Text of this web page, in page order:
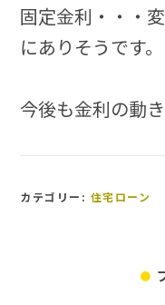
固定金利・・・
にありそうです。
今後も金利の動
カテゴリー: 住宅ローン